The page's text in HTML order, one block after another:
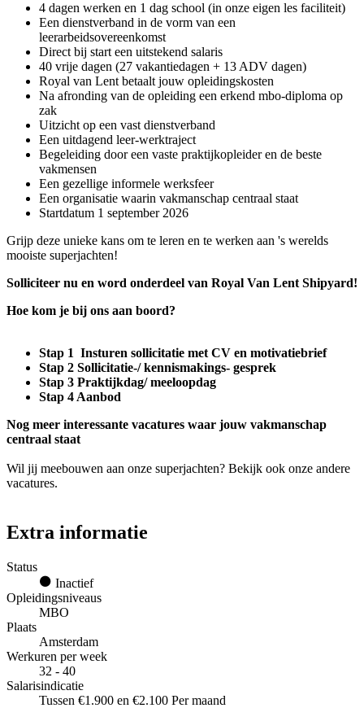
4 dagen werken en 1 dag school (in onze eigen les faciliteit)
Een dienstverband in de vorm van een
leerarbeidsovereenkomst
Direct bij start een uitstekend salaris
40 vrije dagen (27 vakantiedagen + 13 ADV dagen)
Royal van Lent betaalt jouw opleidingskosten
Na afronding van de opleiding een erkend mbo-diploma op
zak
Uitzicht op een vast dienstverband
Een uitdagend leer-werktraject
Begeleiding door een vaste praktijkopleider en de beste
vakmensen
Een gezellige informele werksfeer
Een organisatie waarin vakmanschap centraal staat
Startdatum 1 september 2026
Grijp deze unieke kans om te leren en te werken aan 's werelds
mooiste superjachten!
Solliciteer nu en word onderdeel van Royal Van Lent Shipyard!
Hoe kom je bij ons aan boord?
Stap 1 Insturen sollicitatie met CV en motivatiebrief
Stap 2 Sollicitatie-/ kennismakings- gesprek
Stap 3 Praktijkdag/ meeloopdag
Stap 4 Aanbod
Nog meer interessante vacatures waar jouw vakmanschap
centraal staat
Wil jij meebouwen aan onze superjachten? Bekijk ook onze andere
vacatures.
Extra informatie
Status
Inactief
Opleidingsniveaus
MBO
Plaats
Amsterdam
Werkuren per week
32 - 40
Salarisindicatie
Tussen €1.900 en €2.100 Per maand